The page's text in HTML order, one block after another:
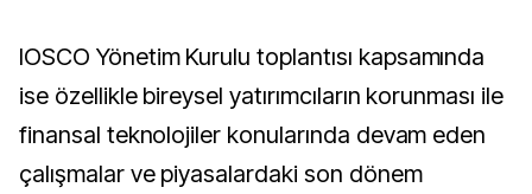
IOSCO Yönetim Kurulu toplantısı kapsamında
ise özellikle bireysel yatırımcıların korunması ile
finansal teknolojiler konularında devam eden
çalışmalar ve piyasalardaki son dönem